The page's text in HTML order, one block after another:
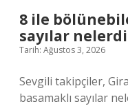
8 ile
sayılar
Tarih: Ağustos 3, 2026
Sevgili takipçiler,
basamaklı sayılar